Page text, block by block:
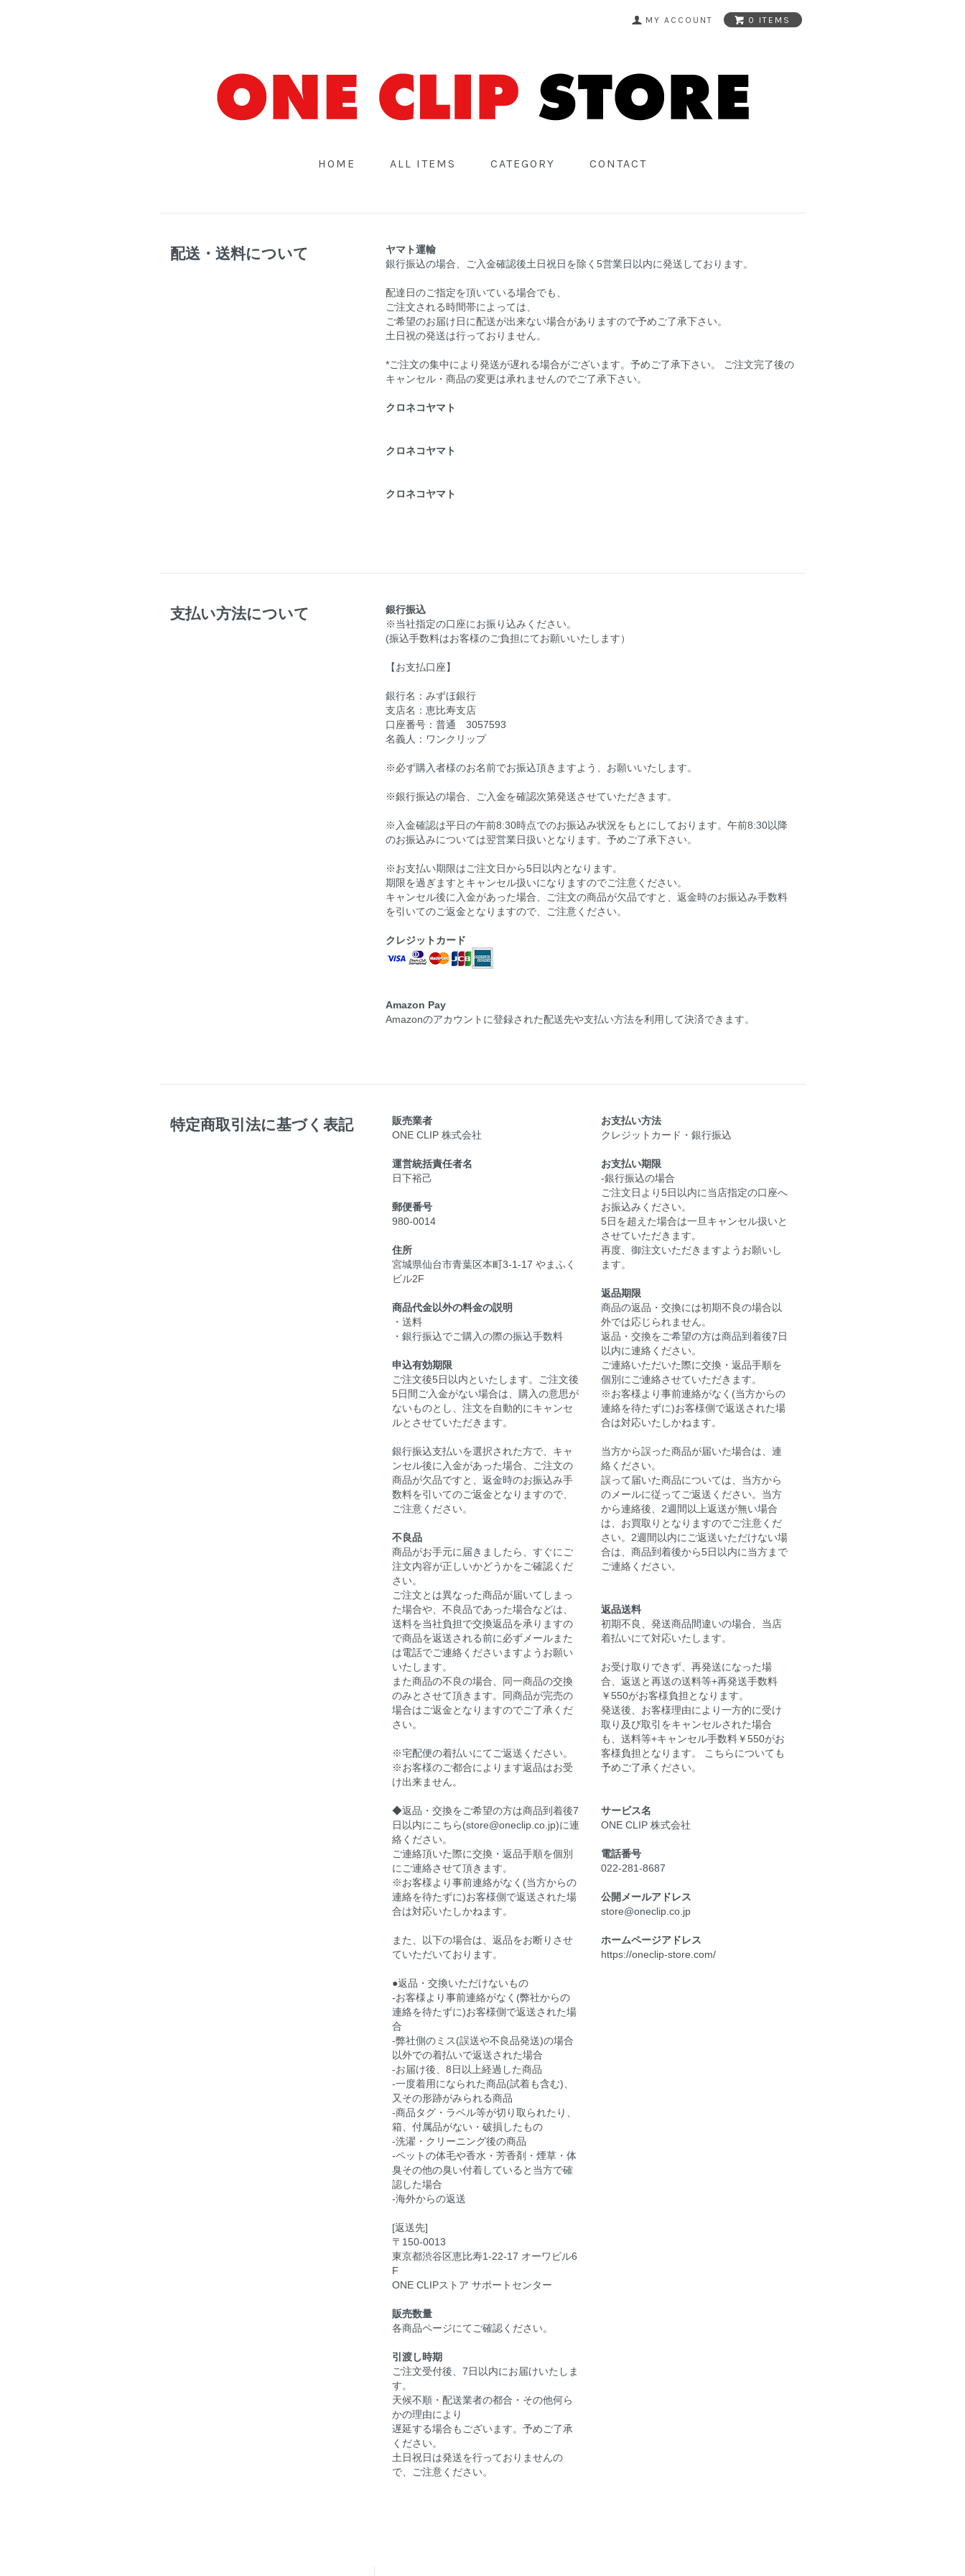
MY ACCOUNT 0 ITEMS
HOME ALL ITEMS CATEGORY CONTACT
配送・送料について
ヤマト運輸
銀行振込の場合、ご入金確認後土日祝日を除く5営業日以内に発送しております。
配達日のご指定を頂いている場合でも、
ご注文される時間帯によっては、
ご希望のお届け日に配送が出来ない場合がありますので予めご了承下さい。
土日祝の発送は行っておりません。
*ご注文の集中により発送が遅れる場合がございます。予めご了承下さい。 ご注文完了後の
キャンセル・商品の変更は承れませんのでご了承下さい。
クロネコヤマト
クロネコヤマト
クロネコヤマト
支払い方法について
銀行振込
※当社指定の口座にお振り込みください。
(振込手数料はお客様のご負担にてお願いいたします）
【お支払口座】
銀行名：みずほ銀行
支店名：恵比寿支店
口座番号：普通 3057593
名義人：ワンクリップ
※必ず購入者様のお名前でお振込頂きますよう、お願いいたします。
※銀行振込の場合、ご入金を確認次第発送させていただきます。
※入金確認は平日の午前8:30時点でのお振込み状況をもとにしております。午前8:30以降
のお振込みについては翌営業日扱いとなります。予めご了承下さい。
※お支払い期限はご注文日から5日以内となります。
期限を過ぎますとキャンセル扱いになりますのでご注意ください。
キャンセル後に入金があった場合、ご注文の商品が欠品ですと、返金時のお振込み手数料
を引いてのご返金となりますので、ご注意ください。
クレジットカード
Amazon Pay
Amazonのアカウントに登録された配送先や支払い方法を利用して決済できます。
特定商取引法に基づく表記
販売業者
ONE CLIP 株式会社
運営統括責任者名
日下裕己
郵便番号
980-0014
住所
宮城県仙台市青葉区本町3-1-17 やまふく
ビル2F
商品代金以外の料金の説明
・送料
・銀行振込でご購入の際の振込手数料
申込有効期限
ご注文後5日以内といたします。ご注文後
5日間ご入金がない場合は、購入の意思が
ないものとし、注文を自動的にキャンセ
ルとさせていただきます。
銀行振込支払いを選択された方で、キャ
ンセル後に入金があった場合、ご注文の
商品が欠品ですと、返金時のお振込み手
数料を引いてのご返金となりますので、
ご注意ください。
不良品
商品がお手元に届きましたら、すぐにご
注文内容が正しいかどうかをご確認くだ
さい。
ご注文とは異なった商品が届いてしまっ
た場合や、不良品であった場合などは、
送料を当社負担で交換返品を承りますの
で商品を返送される前に必ずメールまた
は電話でご連絡くださいますようお願い
いたします。
また商品の不良の場合、同一商品の交換
のみとさせて頂きます。同商品が完売の
場合はご返金となりますのでご了承くだ
さい。
※宅配便の着払いにてご返送ください。
※お客様のご都合によります返品はお受
け出来ません。
◆返品・交換をご希望の方は商品到着後7
日以内にこちら(store@oneclip.co.jp)に連
絡ください。
ご連絡頂いた際に交換・返品手順を個別
にご連絡させて頂きます。
※お客様より事前連絡がなく(当方からの
連絡を待たずに)お客様側で返送された場
合は対応いたしかねます。
また、以下の場合は、返品をお断りさせ
ていただいております。
●返品・交換いただけないもの
-お客様より事前連絡がなく(弊社からの
連絡を待たずに)お客様側で返送された場
合
-弊社側のミス(誤送や不良品発送)の場合
以外での着払いで返送された場合
-お届け後、8日以上経過した商品
-一度着用になられた商品(試着も含む)、
又その形跡がみられる商品
-商品タグ・ラベル等が切り取られたり、
箱、付属品がない・破損したもの
-洗濯・クリーニング後の商品
-ペットの体毛や香水・芳香剤・煙草・体
臭その他の臭い付着していると当方で確
認した場合
-海外からの返送
[返送先]
〒150-0013
東京都渋谷区恵比寿1-22-17 オーワビル6
F
ONE CLIPストア サポートセンター
販売数量
各商品ページにてご確認ください。
引渡し時期
ご注文受付後、7日以内にお届けいたしま
す。
天候不順・配送業者の都合・その他何ら
かの理由により
遅延する場合もございます。予めご了承
ください。
土日祝日は発送を行っておりませんの
で、ご注意ください。
お支払い方法
クレジットカード・銀行振込
お支払い期限
-銀行振込の場合
ご注文日より5日以内に当店指定の口座へ
お振込みください。
5日を超えた場合は一旦キャンセル扱いと
させていただきます。
再度、御注文いただきますようお願いし
ます。
返品期限
商品の返品・交換には初期不良の場合以
外では応じられません。
返品・交換をご希望の方は商品到着後7日
以内に連絡ください。
ご連絡いただいた際に交換・返品手順を
個別にご連絡させていただきます。
※お客様より事前連絡がなく(当方からの
連絡を待たずに)お客様側で返送された場
合は対応いたしかねます。
当方から誤った商品が届いた場合は、連
絡ください。
誤って届いた商品については、当方から
のメールに従ってご返送ください。当方
から連絡後、2週間以上返送が無い場合
は、お買取りとなりますのでご注意くだ
さい。2週間以内にご返送いただけない場
合は、商品到着後から5日以内に当方まで
ご連絡ください。
返品送料
初期不良、発送商品間違いの場合、当店
着払いにて対応いたします。
お受け取りできず、再発送になった場
合、返送と再送の送料等+再発送手数料
￥550がお客様負担となります。
発送後、お客様理由により一方的に受け
取り及び取引をキャンセルされた場合
も、送料等+キャンセル手数料￥550がお
客様負担となります。 こちらについても
予めご了承ください。
サービス名
ONE CLIP 株式会社
電話番号
022-281-8687
公開メールアドレス
store@oneclip.co.jp
ホームページアドレス
https://oneclip-store.com/